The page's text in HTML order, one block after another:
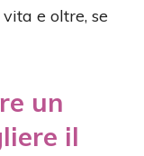
e oltre, se
un
il